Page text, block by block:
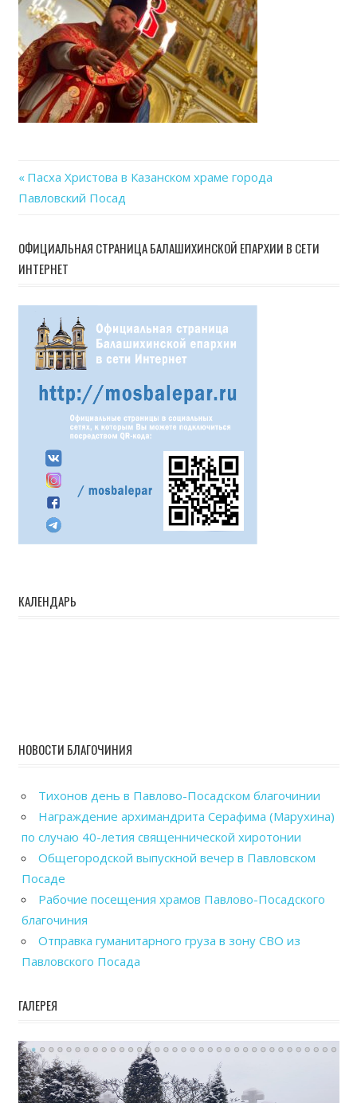
Навигация
записям
Previous
Post:
Пасха Христова в Казанском храме города
Павловский Посад
ОФИЦИАЛЬНАЯ СТРАНИЦА БАЛАШИХИНСКОЙ ЕПАРХИИ В СЕТИ
ИНТЕРНЕТ
КАЛЕНДАРЬ
НОВОСТИ БЛАГОЧИНИЯ
Тихонов день в Павлово-Посадском благочинии
Награждение архимандрита Серафима (Марухина)
по случаю 40-летия священнической хиротонии
Общегородской выпускной вечер в Павловском
Посаде
Рабочие посещения храмов Павлово-Посадского
благочиния
Отправка гуманитарного груза в зону СВО из
Павловского Посада
ГАЛЕРЕЯ